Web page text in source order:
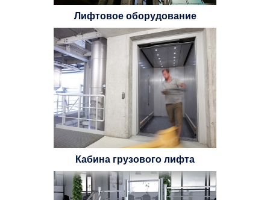
Лифтовое оборудование
Кабина грузового лифта